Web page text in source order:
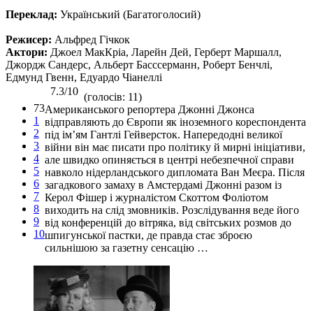
Переклад: Український (Багатоголосий)
Режисер: Альфред Гічкок
Актори: Джоел МакКріа, Ларейн Дей, Герберт Маршалл,
Джордж Сандерс, Альберт Басссерманн, Роберт Бенчлі,
Едмунд Гвенн, Едуардо Чіанеллі
73
1
2
3
4
5
6
7
8
9
10
7.3/10 (голосів: 11)
Американського репортера Джонні Джонса
відправляють до Європи як іноземного кореспондента
під ім’ям Гантлі Гейверсток. Напередодні великої
війни він має писати про політику й мирні ініціативи,
але швидко опиняється в центрі небезпечної справи
навколо нідерландського дипломата Ван Меєра. Після
загадкового замаху в Амстердамі Джонні разом із
Керол Фішер і журналістом Скоттом Фоліотом
виходить на слід змовників. Розслідування веде його
від конференцій до вітряка, від світських розмов до
шпигунської пастки, де правда стає зброєю
сильнішою за газетну сенсацію …